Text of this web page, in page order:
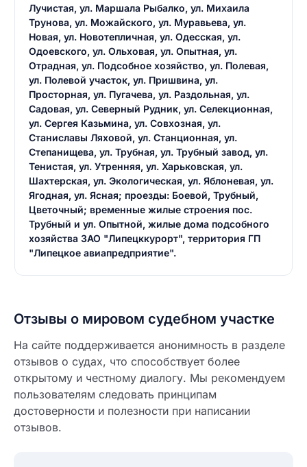
Лучистая, ул. Маршала Рыбалко, ул. Михаила
Трунова, ул. Можайского, ул. Муравьева, ул.
Новая, ул. Новотепличная, ул. Одесская, ул.
Одоевского, ул. Ольховая, ул. Опытная, ул.
Отрадная, ул. Подсобное хозяйство, ул. Полевая,
ул. Полевой участок, ул. Пришвина, ул.
Просторная, ул. Пугачева, ул. Раздольная, ул.
Садовая, ул. Северный Рудник, ул. Селекционная,
ул. Сергея Казьмина, ул. Совхозная, ул.
Станиславы Ляховой, ул. Станционная, ул.
Степанищева, ул. Трубная, ул. Трубный завод, ул.
Тенистая, ул. Утренняя, ул. Харьковская, ул.
Шахтерская, ул. Экологическая, ул. Яблоневая, ул.
Ягодная, ул. Ясная; проезды: Боевой, Трубный,
Цветочный; временные жилые строения пос.
Трубный и ул. Опытной, жилые дома подсобного
хозяйства ЗАО "Липецккурорт", территория ГП
"Липецкое авиапредприятие".
Отзывы о мировом судебном участке
На сайте поддерживается анонимность в разделе
отзывов о судах, что способствует более
открытому и честному диалогу. Мы рекомендуем
пользователям следовать принципам
достоверности и полезности при написании
отзывов.